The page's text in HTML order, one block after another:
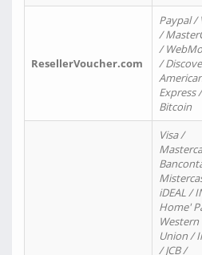
ResellerVoucher.com
Paypal /
/
/
/
Express /
Bitcoin
Visa /
iDEAL /
Home'
Western
Union /
/ JCB /